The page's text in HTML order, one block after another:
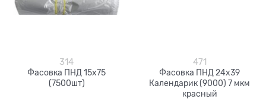
314
Фасовка ПНД 15х75
(7500шт)
471
Фасовка ПНД 24х39
Календарик (9000) 7 мкм
красный